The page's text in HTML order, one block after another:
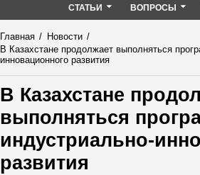
СТАТЬИ ВОПРОСЫ
Главная / Новости /
В Казахстане продолжает выполняться
инновационного развития
В Казахстане
выполняться
индустриально-
развития